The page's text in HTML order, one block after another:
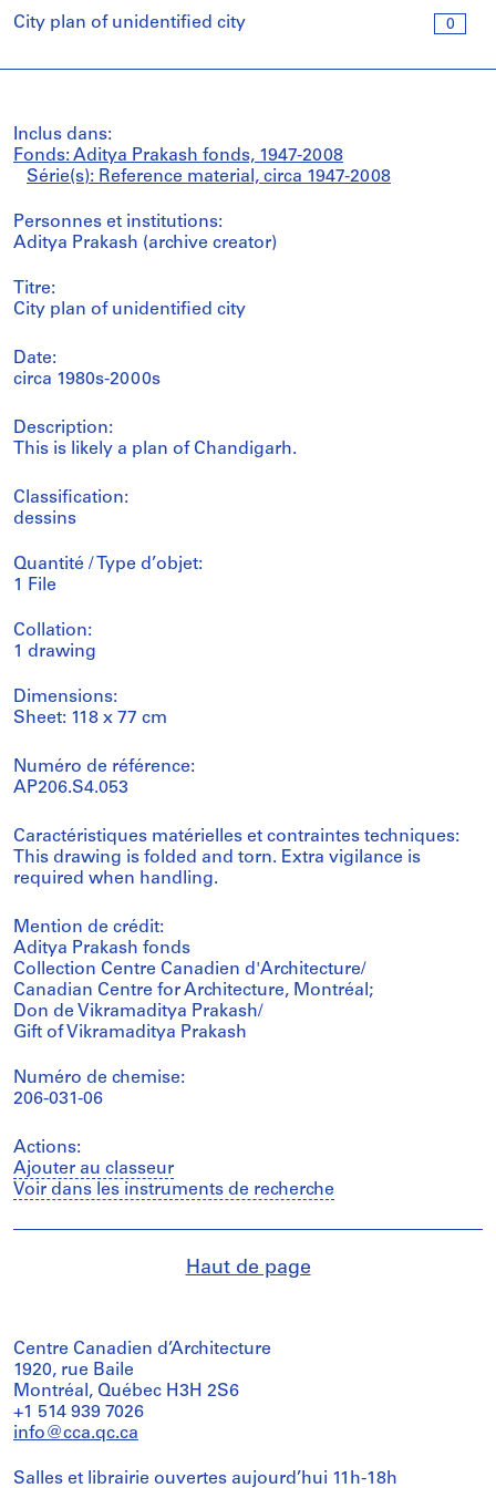
0
City plan of unidentified city
Inclus dans:
Fonds: Aditya Prakash fonds, 1947-2008
Série(s): Reference material, circa 1947-2008
Personnes et institutions:
Aditya Prakash (archive creator)
Titre:
City plan of unidentified city
Date:
circa 1980s-2000s
Description:
This is likely a plan of Chandigarh.
Classification:
dessins
Quantité / Type d’objet:
1 File
Collation:
1 drawing
Dimensions:
Sheet: 118 x 77 cm
Numéro de référence:
AP206.S4.053
Caractéristiques matérielles et contraintes techniques:
This drawing is folded and torn. Extra vigilance is
required when handling.
Mention de crédit:
Aditya Prakash fonds
Collection Centre Canadien d'Architecture/
Canadian Centre for Architecture, Montréal;
Don de Vikramaditya Prakash/
Gift of Vikramaditya Prakash
Numéro de chemise:
206-031-06
Actions:
Ajouter au classeur
Voir dans les instruments de recherche
Haut de page
Centre Canadien d’Architecture
1920, rue Baile
Montréal, Québec H3H 2S6
+1 514 939 7026
info@cca.qc.ca
Salles et librairie ouvertes aujourd’hui 11h-18h